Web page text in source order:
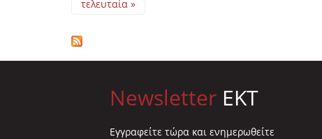
τελευταία »
Newsletter EKT
Eγγραφείτε τώρα και ενημερωθείτε